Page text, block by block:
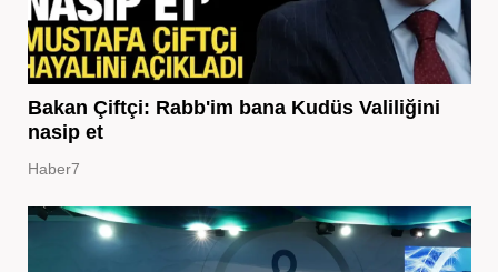
Bakan Çiftçi: Rabb'im bana Kudüs Valiliğini
nasip et
Haber7